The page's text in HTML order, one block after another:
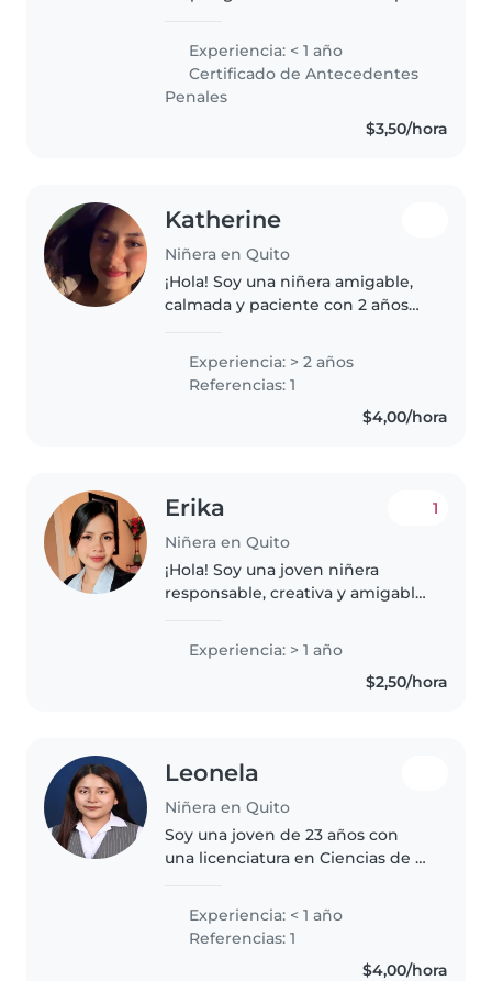
los niños pequeños, preescolares
y de primaria. Me encanta hacer
manualidades, leer..
Experiencia: < 1 año
Certificado de Antecedentes
Penales
$3,50/hora
Katherine
Niñera en Quito
¡Hola! Soy una niñera amigable,
calmada y paciente con 2 años
de todas las edades. Me encanta
dibujar, leer cuentos y ayudar
con las tareas, tengo
Experiencia: > 2 años
Referencias: 1
$4,00/hora
Erika
Niñera en Quito
1
¡Hola! Soy una joven niñera
responsable, creativa y amigable.
cuidando bebés, niños pequeños
y preescolares, disfruto de
actividades como dibujar,
Experiencia: > 1 año
$2,50/hora
Leonela
Niñera en Quito
Soy una joven de 23 años con
una licenciatura en Ciencias de la
divertida y amigable que disfruta
mucho de estar con niños...
Experiencia: < 1 año
Referencias: 1
$4,00/hora